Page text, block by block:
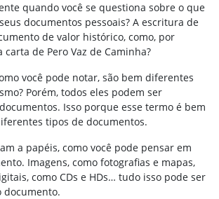
quando você se questiona sobre o que
documentos pessoais? A escritura de
de valor histórico, como, por
carta de Pero Vaz de Caminha?
você pode notar, são bem diferentes
Porém, todos eles podem ser
Isso porque esse termo é bem
tipos de documentos.
a papéis, como você pode pensar em
Imagens, como fotografias e mapas,
como CDs e HDs… tudo isso pode ser
documento.